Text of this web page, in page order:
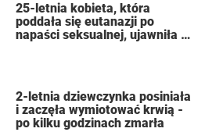
25-letnia kobieta, która
poddała się eutanazji po
napaści seksualnej, ujawniła w
2-letnia dziewczynka posiniała
i zaczęła wymiotować krwią -
po kilku godzinach zmarła